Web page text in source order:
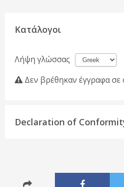
Κατάλογοι
Λήψη γλώσσας
Δεν βρέθηκαν έγγραφα σε
Declaration of